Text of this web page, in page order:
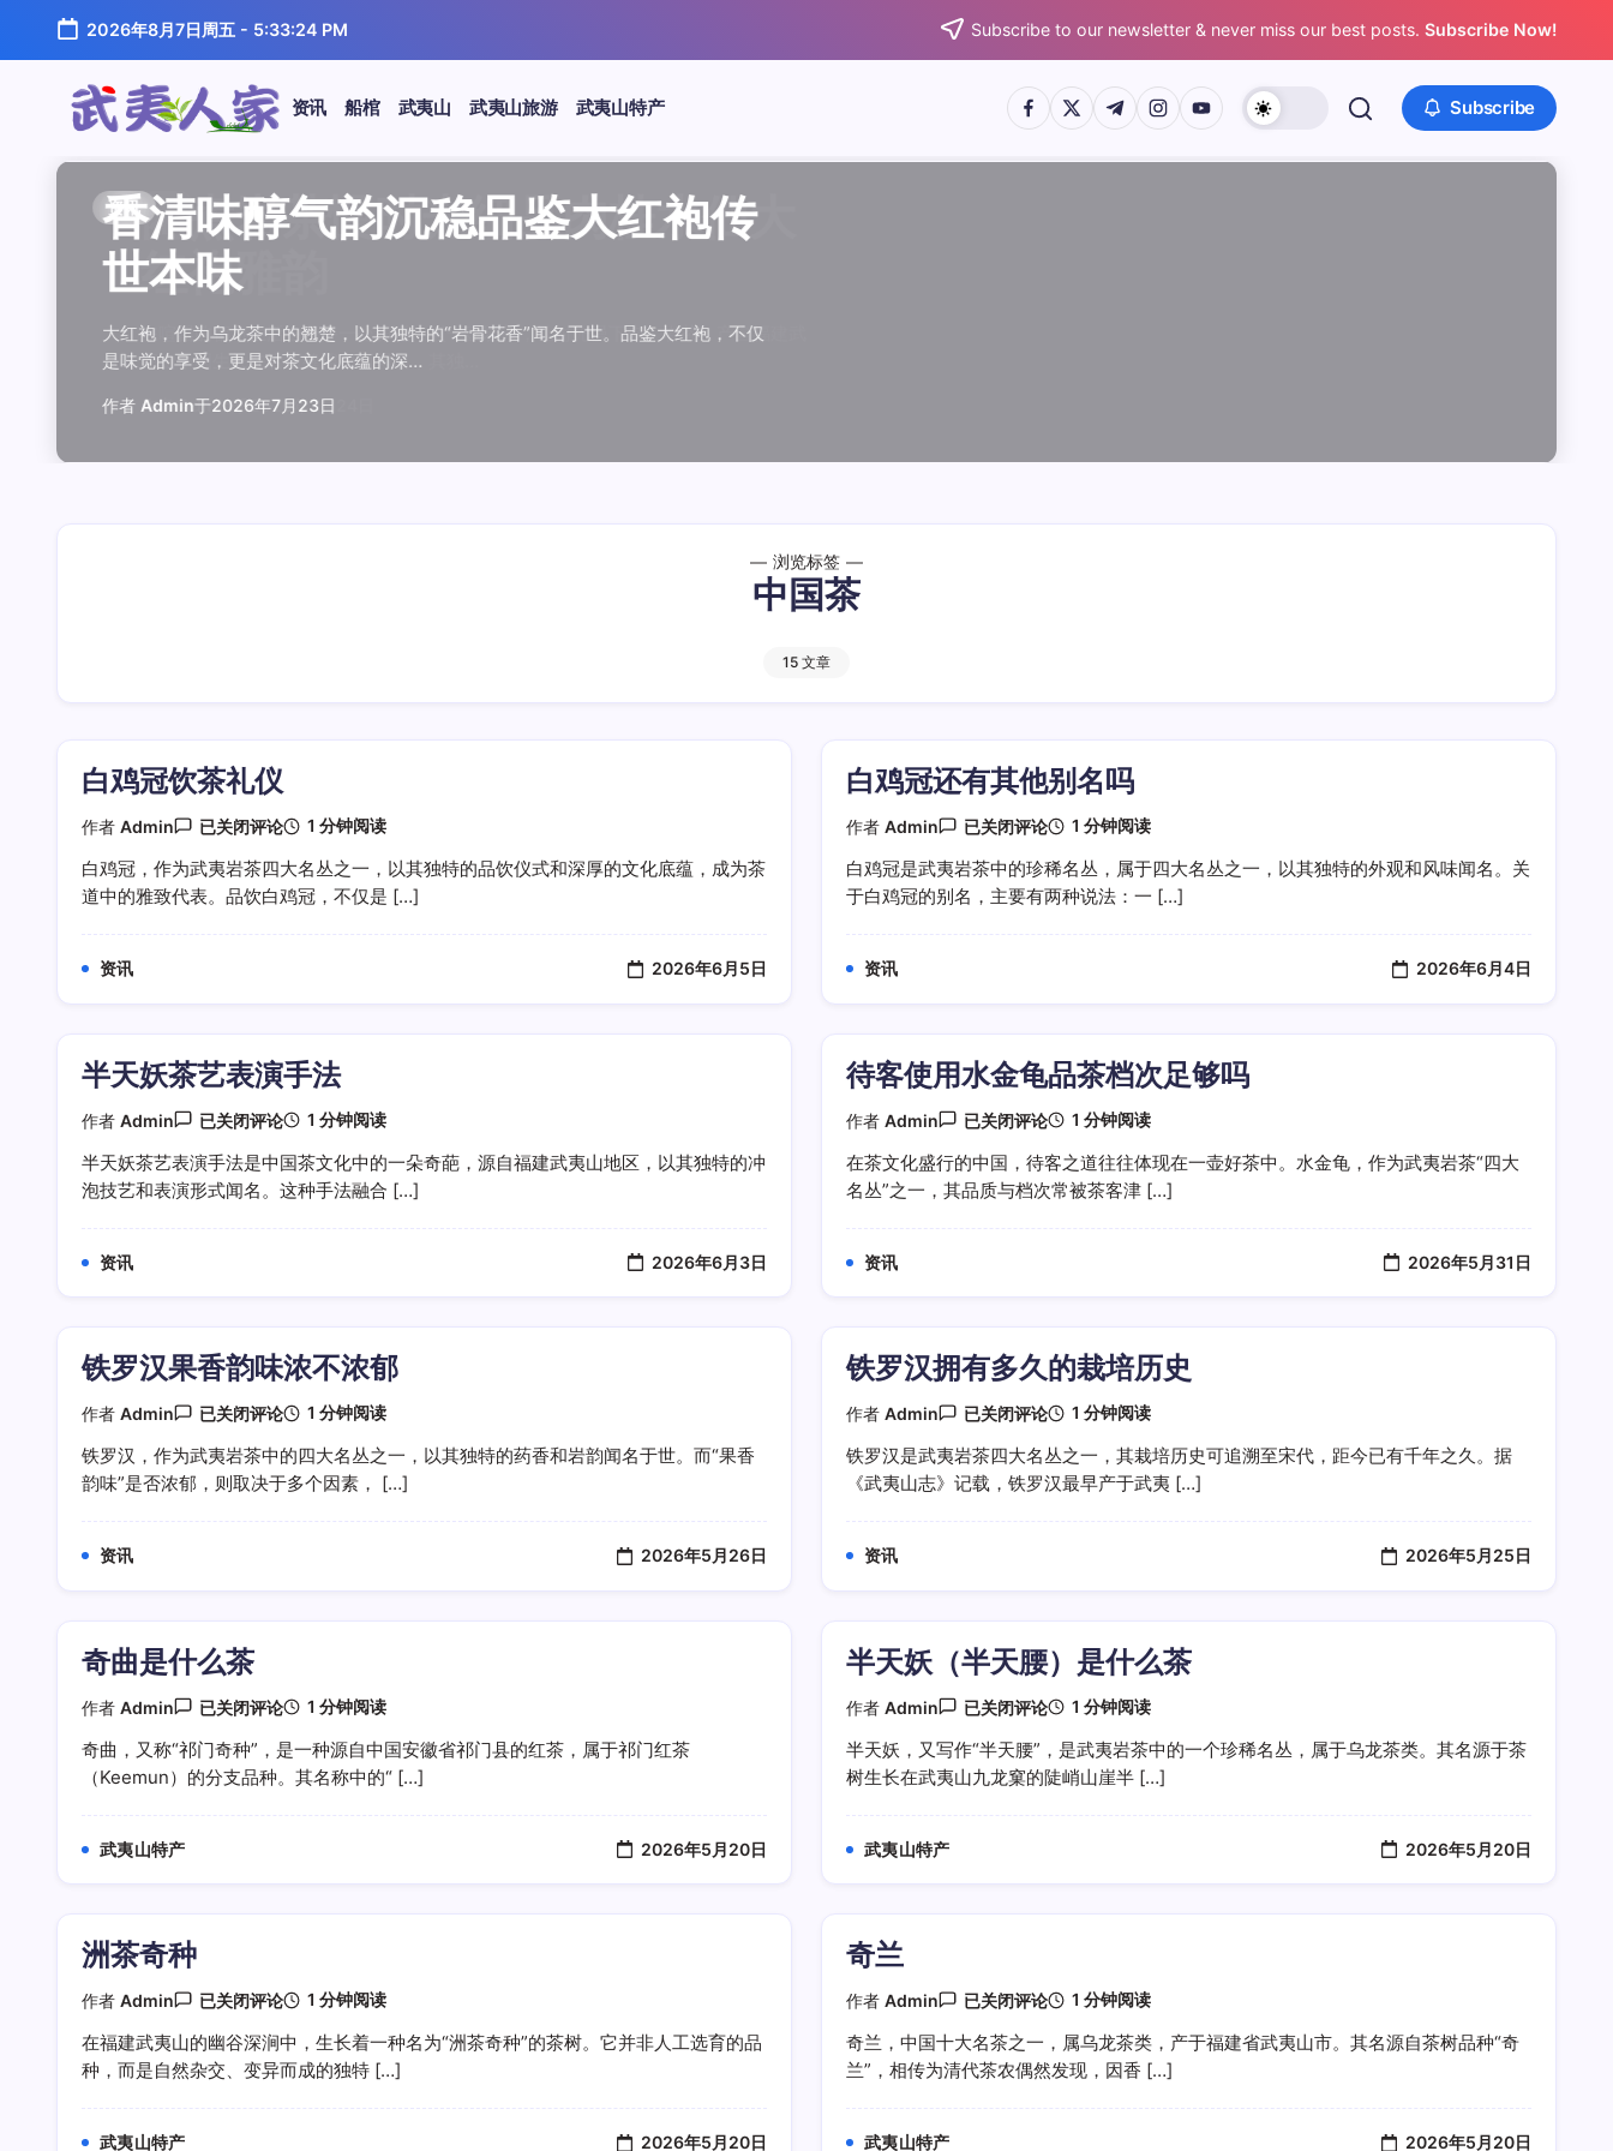
正
2026年8月7日周五- 5:33:25 PM Subscribe to our newsletter & never miss our best posts. Subscribe Now!
武
夷
资讯 船棺 武夷山 武夷山旅游 武夷山特产 https://www.facebook.com/
https://twitter.com/
https://t.me/
https://www.instagram.com/
https://youtube.com/ Subscribe
资讯
闲煮岩茶慢时光细品肉桂水仙大
红袍雅韵
在喧嚣的都市生活中，寻一处静谧，煮一壶岩茶，让时光慢下来。岩茶，产自福建武
夷山，因生长在岩石缝隙中而得名，其独…
作者 Admin于2026年7月24日
资讯
香清味醇气韵沉稳品鉴大红袍传
世本味
大红袍，作为乌龙茶中的翘楚，以其独特的“岩骨花香”闻名于世。品鉴大红袍，不仅
是味觉的享受，更是对茶文化底蕴的深…
作者 Admin于2026年7月23日
资讯
汤水顺滑底蕴绵长品鉴武夷水仙
温润质感
武夷水仙，作为乌龙茶中的经典品种，以其汤水顺滑、底蕴绵长而备受茶客青睐。品
鉴这款茶，仿佛在品味一段悠长的岁月，…
作者 Admin于2026年7月22日
资讯
唇齿留香久久不散品鉴武夷肉桂
独特魅力
武夷岩茶，素有“岩骨花香”之誉，而肉桂更是其中翘楚。其名源于香叶似肉桂，更因
其茶汤入口后，唇齿留香久久不散，令…
作者 Admin于2026年7月21日
资讯
岩韵浓淡各不同三款经典岩茶对
比品鉴
岩茶，作为乌龙茶中的瑰宝，以其独特的“岩韵”闻名于世。所谓岩韵，是茶叶在武夷
山丹霞地貌中吸收岩石矿物精华后形成…
作者 Admin于2026年7月20日
资讯
观汤色赏叶底全面品鉴肉桂水仙
大红袍
品鉴武夷岩茶，观汤色与赏叶底是关键环节。肉桂、水仙、大红袍作为岩茶代表，其
汤色与叶底各具特色，折射出工艺与山场…
作者 Admin于2026年7月19日
资讯
闲煮岩茶慢时光细品肉桂水仙大
红袍雅韵
在喧嚣的都市生活中，寻一处静谧，煮一壶岩茶，让时光慢下来。岩茶，产自福建武
夷山，因生长在岩石缝隙中而得名，其独…
作者 Admin于2026年7月24日
资讯
香清味醇气韵沉稳品鉴大红袍传
世本味
大红袍，作为乌龙茶中的翘楚，以其独特的“岩骨花香”闻名于世。品鉴大红袍，不仅
是味觉的享受，更是对茶文化底蕴的深…
作者 Admin于2026年7月23日
汤水顺滑底蕴绵长品鉴武夷水仙
温润质感
武夷水仙，作为乌龙茶中的经典品种，以其汤水顺滑、底蕴绵长而备受茶客青睐。品
鉴这款茶，仿佛在品味一段悠长的岁月，…
Admin于2026年7月22日
唇齿留香久久不散品鉴武夷肉桂
独特魅力
武夷岩茶，素有“岩骨花香”之誉，而肉桂更是其中翘楚。其名源于香叶似肉桂，更因
其茶汤入口后，唇齿留香久久不散，令…
Admin于2026年7月21日
岩韵浓淡各不同三款经典岩茶对
比品鉴
岩茶，作为乌龙茶中的瑰宝，以其独特的“岩韵”闻名于世。所谓岩韵，是茶叶在武夷
山丹霞地貌中吸收岩石矿物精华后形成…
Admin于2026年7月20日
观汤色赏叶底全面品鉴肉桂水仙
大红袍
品鉴武夷岩茶，观汤色与赏叶底是关键环节。肉桂、水仙、大红袍作为岩茶代表，其
汤色与叶底各具特色，折射出工艺与山场…
Admin于2026年7月19日
闲煮岩茶慢时光细品肉桂水仙大
红袍雅韵
在喧嚣的都市生活中，寻一处静谧，煮一壶岩茶，让时光慢下来。岩茶，产自福建武
夷山，因生长在岩石缝隙中而得名，其独…
Admin于2026年7月24日
香清味醇气韵沉稳品鉴大红袍传
世本味
大红袍，作为乌龙茶中的翘楚，以其独特的“岩骨花香”闻名于世。品鉴大红袍，不仅
是味觉的享受，更是对茶文化底蕴的深…
Admin于2026年7月23日
汤水顺滑底蕴绵长品鉴武夷水仙
温润质感
武夷水仙，作为乌龙茶中的经典品种，以其汤水顺滑、底蕴绵长而备受茶客青睐。品
鉴这款茶，仿佛在品味一段悠长的岁月，…
Admin于2026年7月22日
唇齿留香久久不散品鉴武夷肉桂
独特魅力
武夷岩茶，素有“岩骨花香”之誉，而肉桂更是其中翘楚。其名源于香叶似肉桂，更因
其茶汤入口后，唇齿留香久久不散，令…
Admin于2026年7月21日
岩韵浓淡各不同三款经典岩茶对
比品鉴
岩茶，作为乌龙茶中的瑰宝，以其独特的“岩韵”闻名于世。所谓岩韵，是茶叶在武夷
山丹霞地貌中吸收岩石矿物精华后形成…
Admin于2026年7月20日
观汤色赏叶底全面品鉴肉桂水仙
大红袍
品鉴武夷岩茶，观汤色与赏叶底是关键环节。肉桂、水仙、大红袍作为岩茶代表，其
汤色与叶底各具特色，折射出工艺与山场…
Admin于2026年7月19日
浏览标签
中国茶
15 文章
白鸡冠饮茶礼仪
作者 Admin
白
冠
饮
茶
已关闭评论 1 分钟阅读
白鸡冠，作为武夷岩茶四大名丛之一，以其独特的品饮仪式和深厚的文化底蕴，成为茶
道中的雅致代表。品饮白鸡冠，不仅是 […]
资讯 2026年6月5日
白鸡冠还有其他别名吗
作者 Admin
白
冠
还
有
已关闭评论 1 分钟阅读
白鸡冠是武夷岩茶中的珍稀名丛，属于四大名丛之一，以其独特的外观和风味闻名。关
于白鸡冠的别名，主要有两种说法：一 […]
资讯 2026年6月4日
半天妖茶艺表演手法
作者 Admin
半
妖
茶
艺
已关闭评论 1 分钟阅读
半天妖茶艺表演手法是中国茶文化中的一朵奇葩，源自福建武夷山地区，以其独特的冲
泡技艺和表演形式闻名。这种手法融合 […]
资讯 2026年6月3日
待客使用水金龟品茶档次足够吗
作者 Admin
待
使
用
水
够
吗
已关闭评论 1 分钟阅读
在茶文化盛行的中国，待客之道往往体现在一壶好茶中。水金龟，作为武夷岩茶“四大
名丛”之一，其品质与档次常被茶客津 […]
资讯 2026年5月31日
铁罗汉果香韵味浓不浓郁
作者 Admin
铁
汉
果
香
已关闭评论 1 分钟阅读
铁罗汉，作为武夷岩茶中的四大名丛之一，以其独特的药香和岩韵闻名于世。而“果香
韵味”是否浓郁，则取决于多个因素， […]
资讯 2026年5月26日
铁罗汉拥有多久的栽培历史
作者 Admin
铁
汉
拥
有
已关闭评论 1 分钟阅读
铁罗汉是武夷岩茶四大名丛之一，其栽培历史可追溯至宋代，距今已有千年之久。据
《武夷山志》记载，铁罗汉最早产于武夷 […]
资讯 2026年5月25日
奇曲是什么茶
作者 Admin
奇
是
什
么
已关闭评论 1 分钟阅读
奇曲，又称“祁门奇种”，是一种源自中国安徽省祁门县的红茶，属于祁门红茶
（Keemun）的分支品种。其名称中的“ […]
武夷山特产 2026年5月20日
半天妖（半天腰）是什么茶
作者 Admin
半
妖
（半
天
已关闭评论 1 分钟阅读
半天妖，又写作“半天腰”，是武夷岩茶中的一个珍稀名丛，属于乌龙茶类。其名源于茶
树生长在武夷山九龙窠的陡峭山崖半 […]
武夷山特产 2026年5月20日
洲茶奇种
作者 Admin
洲
奇
种
已关闭评论 1 分钟阅读
在福建武夷山的幽谷深涧中，生长着一种名为“洲茶奇种”的茶树。它并非人工选育的品
种，而是自然杂交、变异而成的独特 […]
武夷山特产 2026年5月20日
奇兰
作者 Admin
奇
已关闭评论 1 分钟阅读
奇兰，中国十大名茶之一，属乌龙茶类，产于福建省武夷山市。其名源自茶树品种“奇
兰”，相传为清代茶农偶然发现，因香 […]
武夷山特产 2026年5月20日